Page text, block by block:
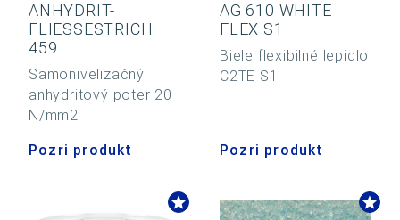
ANHYDRIT-
FLIESSESTRICH
459
Samonivelizačný
anhydritový poter 20
N/mm2
Pozri produkt
AG 610 WHITE
FLEX S1
Biele flexibilné lepidlo
C2TE S1
Pozri produkt